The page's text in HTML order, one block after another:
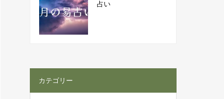
占い
カテゴリー